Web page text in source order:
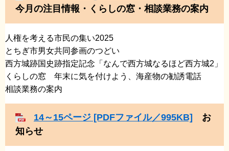
今月の注目情報・くらしの窓・相談業務の案内
人権を考える市民の集い2025
​とちぎ市男女共同参画のつどい
​西方城跡国史跡指定記念「なんで西方城なるほど西方城2」
くらしの窓 年末に気を付けよう、海産物の勧誘電話
​相談業務の案内
14～15ページ [PDFファイル／995KB]
お
知らせ